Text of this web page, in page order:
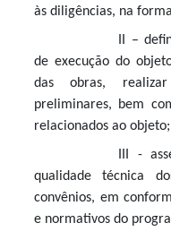
às diligências, na
II –
de execução do
das obras,
preliminares, bem
relacionados ao objeto;
III -
qualidade técnica
convênios, em
e normativos do